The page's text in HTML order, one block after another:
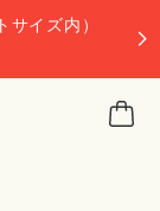
サイズ内）